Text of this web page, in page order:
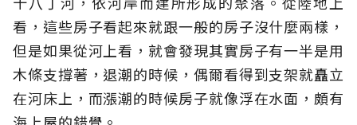
看，這些房子看起來就跟一般的房子沒什麼兩樣，
但是如果從河上看，就會發現其實房子有一半是用
木條支撐著，退潮的時候，偶爾看得到支架就矗立
在河床上，而漲潮的時候房子就像浮在水面，頗有